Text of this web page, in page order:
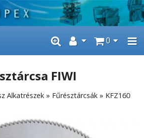
0
FIWI
Alkatrészek » Fűrésztárcsák » KFZ160